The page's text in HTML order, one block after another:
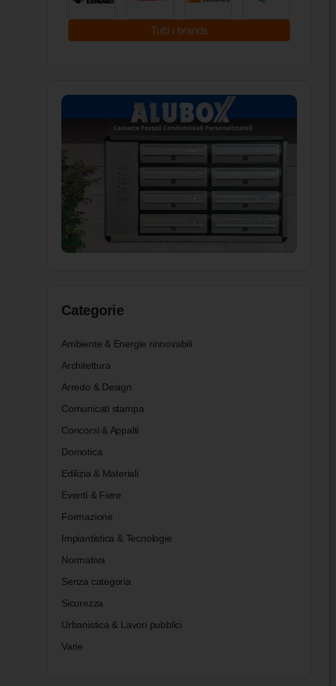
Tutti i brands
Categorie
Ambiente & Energie rinnovabili
Architettura
Arredo & Design
Comunicati stampa
Concorsi & Appalti
Domotica
Edilizia & Materiali
Eventi & Fiere
Formazione
Impiantistica & Tecnologie
Normativa
Senza categoria
Sicurezza
Urbanistica & Lavori pubblici
Varie